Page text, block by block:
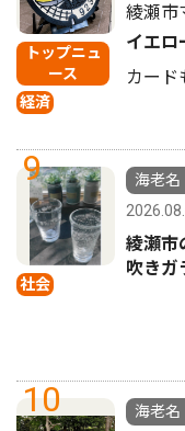
トップニュ
ース
経済
綾瀬市
イエロ
カード
9
社会
海老名
綾瀬市
吹きガ
10
海老名